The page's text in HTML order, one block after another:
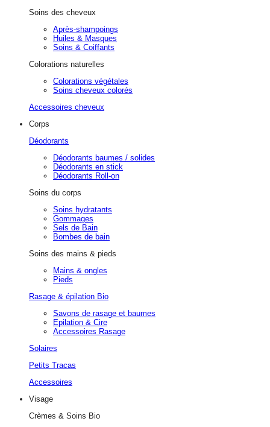
Soins des cheveux
Après-shampoings
Huiles & Masques
Soins & Coiffants
Colorations naturelles
Colorations végétales
Soins cheveux colorés
Accessoires cheveux
Corps
Déodorants
Déodorants baumes / solides
Déodorants en stick
Déodorants Roll-on
Soins du corps
Soins hydratants
Gommages
Sels de Bain
Bombes de bain
Soins des mains & pieds
Mains & ongles
Pieds
Rasage & épilation Bio
Savons de rasage et baumes
Epilation & Cire
Accessoires Rasage
Solaires
Petits Tracas
Accessoires
Visage
Crèmes & Soins Bio